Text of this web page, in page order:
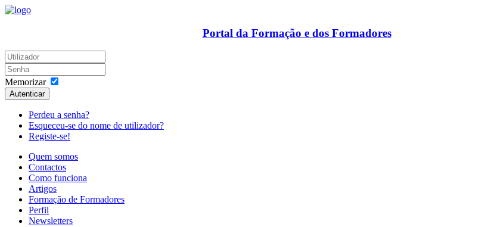
Portal da Formação e dos Formadores
Memorizar
Autenticar
Perdeu a senha?
Esqueceu-se do nome de utilizador?
Registe-se!
Quem somos
Contactos
Como funciona
Artigos
Formação de Formadores
Perfil
Newsletters